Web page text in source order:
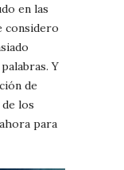
en las
considero
Y
de
los
para